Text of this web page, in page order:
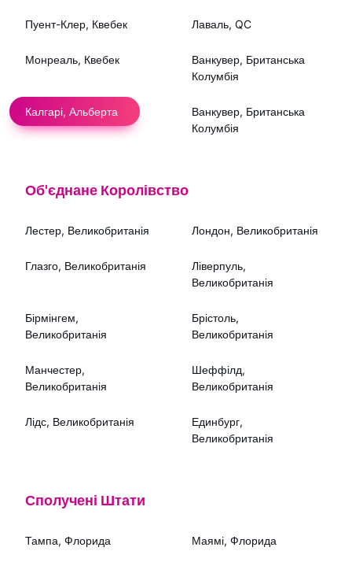
Пуент-Клер, Квебек Лаваль, QC
Монреаль, Квебек
Ванкувер, Британська
Колумбія
Калгарі, Альберта
Ванкувер, Британська
Колумбія
Об'єднане Королівство
Лестер, Великобританія Лондон, Великобританія
Глазго, Великобританія
Ліверпуль,
Великобританія
Бірмінгем,
Великобританія
Брістоль,
Великобританія
Манчестер,
Великобританія
Шеффілд,
Великобританія
Лідс, Великобританія
Единбург,
Великобританія
Сполучені Штати
Тампа, Флорида Маямі, Флорида